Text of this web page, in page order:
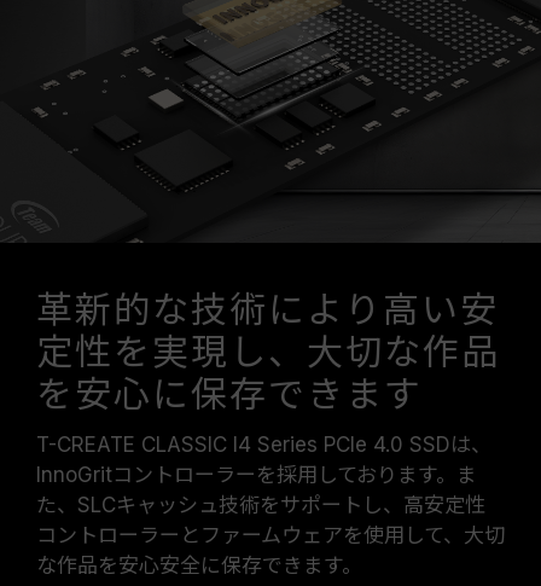
革新的な技術により高い安
定性を実現し、大切な作品
を安心に保存できます
T-CREATE CLASSIC I4 Series PCIe 4.0 SSDは、
InnoGritコントローラーを採用しております。ま
た、SLCキャッシュ技術をサポートし、高安定性
コントローラーとファームウェアを使用して、大切
な作品を安心安全に保存できます。